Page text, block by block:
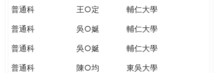
普通科
王○定
輔仁大學
普通科
吳○娫
輔仁大學
普通科
吳○娫
輔仁大學
普通科
陳○均
東吳大學